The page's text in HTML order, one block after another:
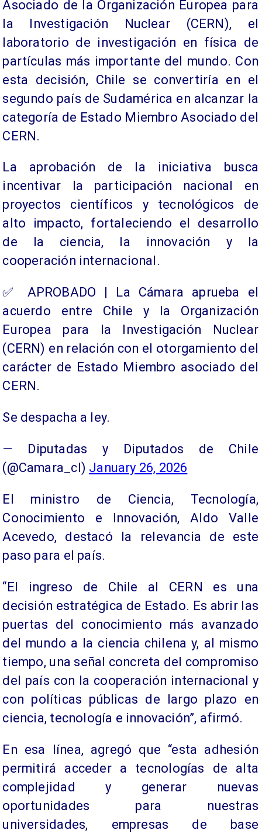
Asociado de la Organización Europea para
la Investigación Nuclear (CERN), el
laboratorio de investigación en física de
partículas más importante del mundo. Con
esta decisión, Chile se convertiría en el
segundo país de Sudamérica en alcanzar la
categoría de Estado Miembro Asociado del
CERN.
La aprobación de la iniciativa busca
incentivar la participación nacional en
proyectos científicos y tecnológicos de
alto impacto, fortaleciendo el desarrollo
de la ciencia, la innovación y la
cooperación internacional.
✅ APROBADO | La Cámara aprueba el
acuerdo entre Chile y la Organización
Europea para la Investigación Nuclear
(CERN) en relación con el otorgamiento del
carácter de Estado Miembro asociado del
CERN.
Se despacha a ley.
— Diputadas y Diputados de Chile
(@Camara_cl) January 26, 2026
El ministro de Ciencia, Tecnología,
Conocimiento e Innovación, Aldo Valle
Acevedo, destacó la relevancia de este
paso para el país.
“El ingreso de Chile al CERN es una
decisión estratégica de Estado. Es abrir las
puertas del conocimiento más avanzado
del mundo a la ciencia chilena y, al mismo
tiempo, una señal concreta del compromiso
del país con la cooperación internacional y
con políticas públicas de largo plazo en
ciencia, tecnología e innovación”, afirmó.
En esa línea, agregó que “esta adhesión
permitirá acceder a tecnologías de alta
complejidad y generar nuevas
oportunidades para nuestras
universidades, empresas de base